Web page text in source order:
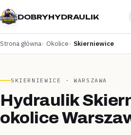
DOBRYHYDRAULIK
Strona główna Okolice Skierniewice
SKIERNIEWICE · WARSZAWA
Hydraulik
okolice